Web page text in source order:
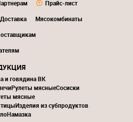
Прайс-лист
Доставка
Мясокомбинаты
и говядина ВК
Рулеты мясныеСосиски
мясные
Изделия из субпродуктов
Намазка